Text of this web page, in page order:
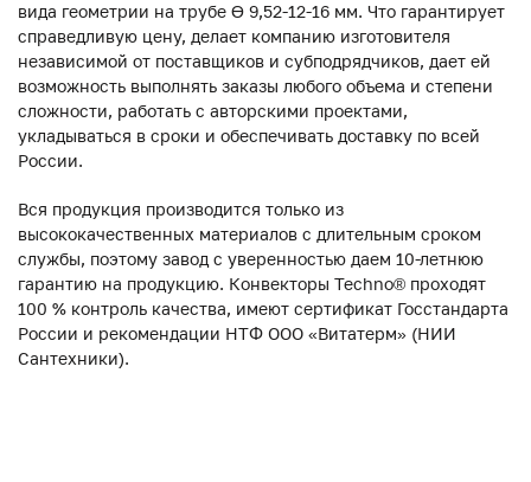
вида геометрии на трубе ϴ 9,52-12-16 мм. Что гарантирует
справедливую цену, делает компанию изготовителя
независимой от поставщиков и субподрядчиков, дает ей
возможность выполнять заказы любого объема и степени
сложности, работать с авторскими проектами,
укладываться в сроки и обеспечивать доставку по всей
России.
Вся продукция производится только из
высококачественных материалов с длительным сроком
службы, поэтому завод с уверенностью даем 10-летнюю
гарантию на продукцию. Конвекторы Techno® проходят
100 % контроль качества, имеют сертификат Госстандарта
России и рекомендации НТФ ООО «Витатерм» (НИИ
Сантехники).